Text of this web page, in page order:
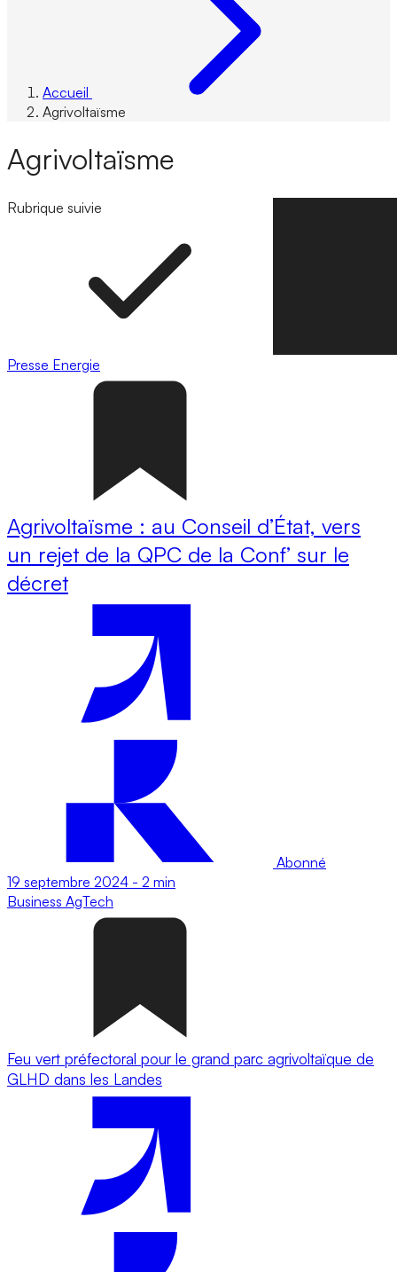
Accueil
Agrivoltaïsme
Agrivoltaïsme
Rubrique suivie
Presse Energie
Agrivoltaïsme : au Conseil d’État, vers
un rejet de la QPC de la Conf’ sur le
décret
Abonné
19 septembre 2024 - 2 min
Business AgTech
Feu vert préfectoral pour le grand parc agrivoltaïque de
GLHD dans les Landes